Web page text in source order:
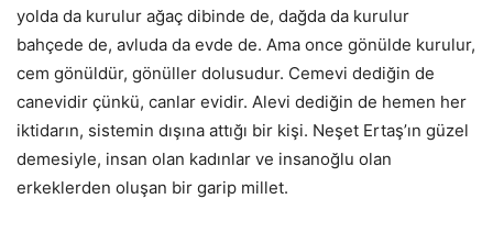
yolda da kurulur ağaç dibinde de, dağda da kurulur
bahçede de, avluda da evde de. Ama once gönülde kurulur,
cem gönüldür, gönüller dolusudur. Cemevi dediğin de
canevidir çünkü, canlar evidir. Alevi dediğin de hemen her
iktidarın, sistemin dışına attığı bir kişi. Neşet Ertaş’ın güzel
demesiyle, insan olan kadınlar ve insanoğlu olan
erkeklerden oluşan bir garip millet.